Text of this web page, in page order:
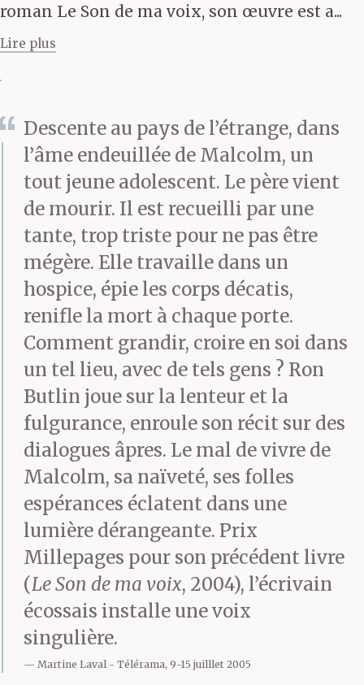
Désormais, il
rétrécissait vers son
côtés. Vers lui.
Il avait rêvé à ce petit
bateau, le minuscule
yacht en métal que son
père avait fabriqué pour
lui plus de quarante ans
auparavant. Sur le mur,
juste face à lui, il y avait
un tableau avec des
cygnes volant au-
dessus de l’étendue
d’une rivière. Il avait
rêvé être sur le yacht à
dériver paisiblement au
fil de l’eau. Depuis, il
connaissait le paysage
par cœur. Il pouvait à
roman Le Son de ma voix, son œuvre est a...
Lire plus
Descente au pays de l’étrange, dans
l’âme endeuillée de Malcolm, un
tout jeune adolescent. Le père vient
de mourir. Il est recueilli par une
tante, trop triste pour ne pas être
mégère. Elle travaille dans un
hospice, épie les corps décatis,
renifle la mort à chaque porte.
Comment grandir, croire en soi dans
un tel lieu, avec de tels gens ? Ron
Butlin joue sur la lenteur et la
fulgurance, enroule son récit sur des
dialogues âpres. Le mal de vivre de
Malcolm, sa naïveté, ses folles
espérances éclatent dans une
lumière dérangeante. Prix
Millepages pour son précédent livre
(Le Son de ma voix, 2004), l’écrivain
écossais installe une voix
singulière.
Martine Laval Télérama, 9-15 juilllet 2005